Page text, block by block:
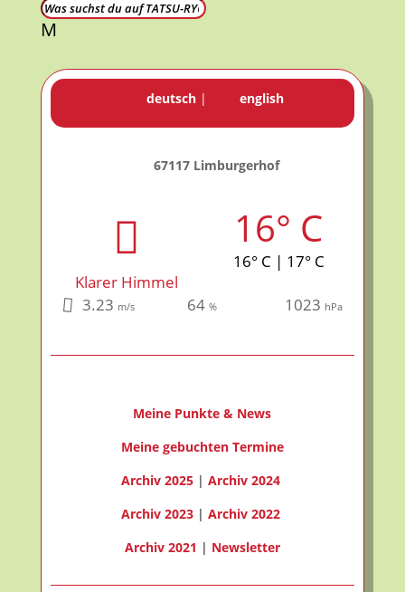
M
deutsch| english
67117 Limburgerhof
Klarer Himmel
16° C
16° C | 17° C
3.23 m/s 64% 1023 hPa
Meine Punkte & News
Meine gebuchten Termine
Archiv 2025| Archiv 2024
Archiv 2023| Archiv 2022
Archiv 2021 | Newsletter